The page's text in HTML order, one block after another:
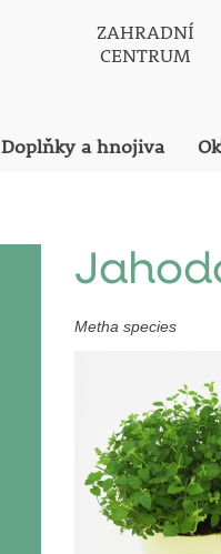
ZAHRADNÍ
CENTRUM
Doplňky a hnojiva
Metha species